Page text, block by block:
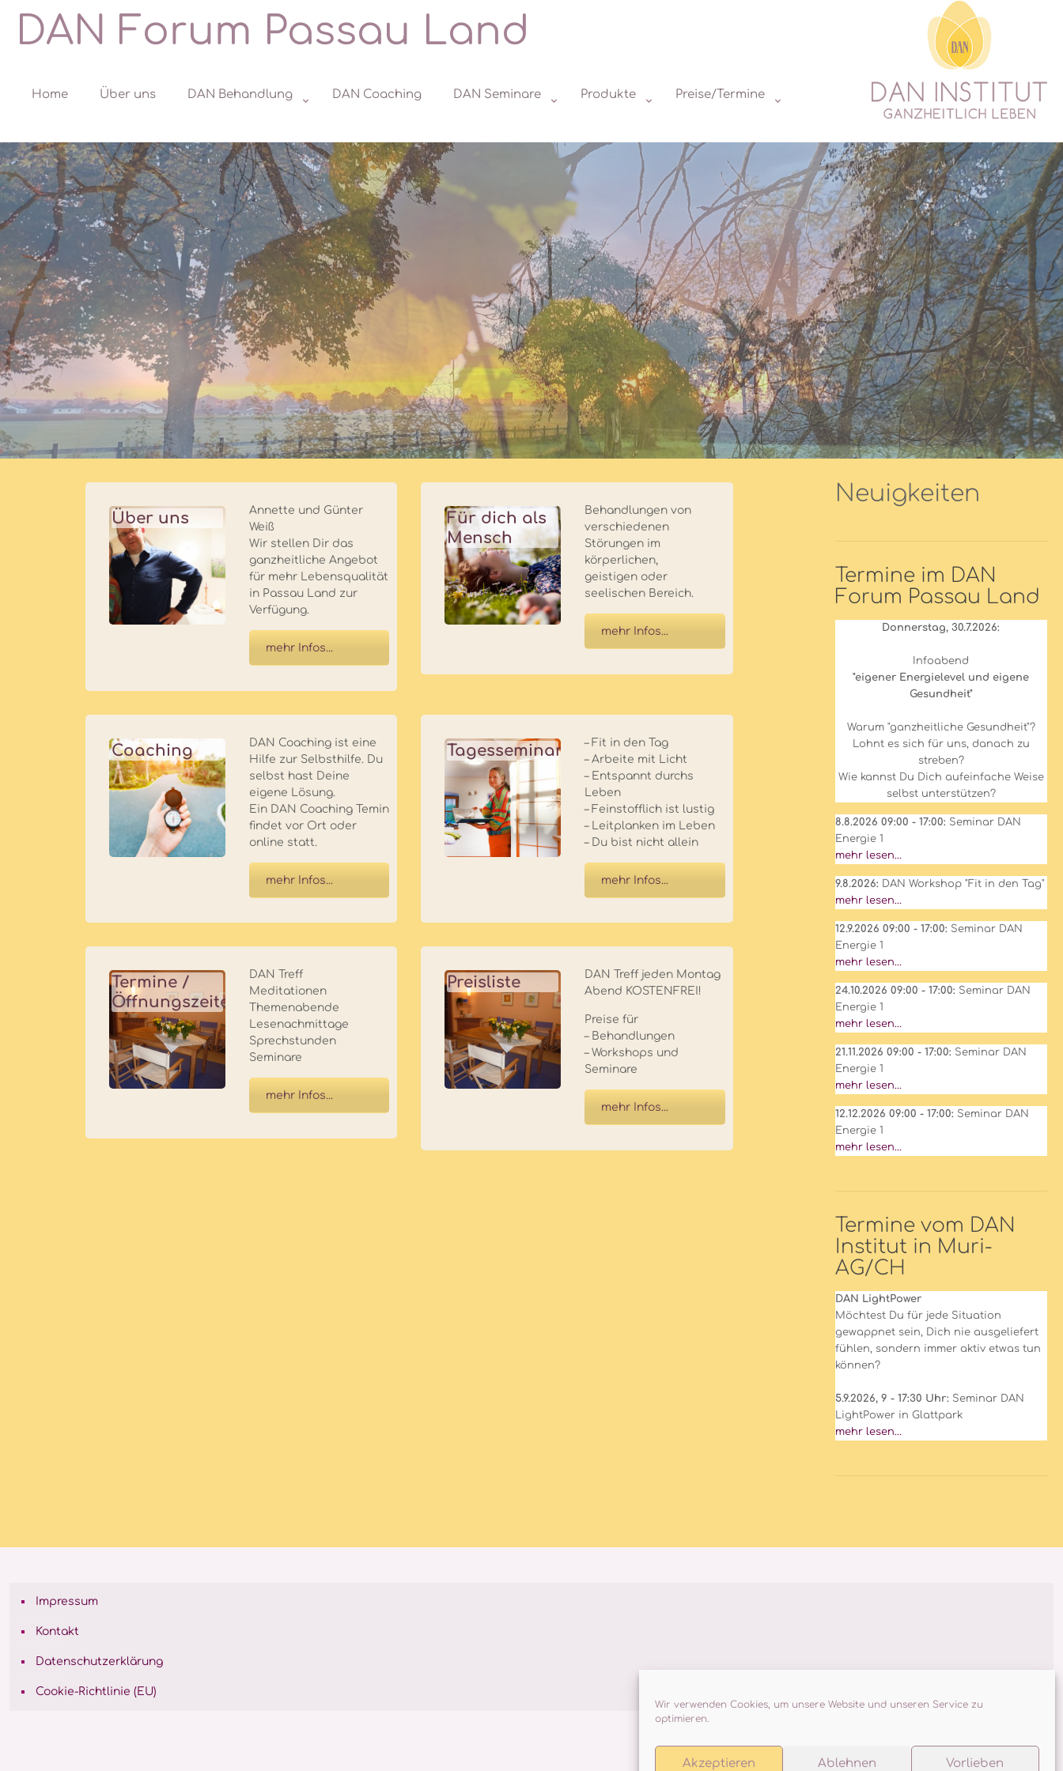
Wir verwenden Cookies, um unsere Website und unseren Service zu
optimieren.
Akzeptieren Ablehnen Vorlieben
DAN Forum Passau Land
Home Über uns DAN Behandlung DAN Coaching DAN Seminare Produkte Preise/Termine
Über uns
Annette und Günter
Weiß
Wir stellen Dir das
ganzheitliche Angebot
für mehr Lebensqualität
in Passau Land zur
Verfügung.
mehr Infos...
Für dich als
Mensch
Behandlungen von
verschiedenen
Störungen im
körperlichen,
geistigen oder
seelischen Bereich.
mehr Infos...
Coaching
DAN Coaching ist eine
Hilfe zur Selbsthilfe. Du
selbst hast Deine
eigene Lösung.
Ein DAN Coaching Temin
findet vor Ort oder
online statt.
mehr Infos...
Tagesseminare
– Fit in den Tag
– Arbeite mit Licht
– Entspannt durchs
Leben
– Feinstofflich ist lustig
– Leitplanken im Leben
– Du bist nicht allein
mehr Infos...
Termine /
Öffnungszeiten
DAN Treff
Meditationen
Themenabende
Lesenachmittage
Sprechstunden
Seminare
mehr Infos...
Preisliste
DAN Treff jeden Montag
Abend KOSTENFREI!
Preise für
– Behandlungen
– Workshops und
Seminare
mehr Infos...
Neuigkeiten
Termine im DAN
Forum Passau Land
Donnerstag, 30.7.2026:
Infoabend
"eigener Energielevel und eigene
Gesundheit"
Warum "ganzheitliche Gesundheit"?
Lohnt es sich für uns, danach zu
streben?
Wie kannst Du Dich aufeinfache Weise
selbst unterstützen?
8.8.2026 09:00 - 17:00: Seminar DAN
Energie 1
mehr lesen...
9.8.2026: DAN Workshop "Fit in den Tag"
mehr lesen...
12.9.2026 09:00 - 17:00: Seminar DAN
Energie 1
mehr lesen...
24.10.2026 09:00 - 17:00: Seminar DAN
Energie 1
mehr lesen...
21.11.2026 09:00 - 17:00: Seminar DAN
Energie 1
mehr lesen...
12.12.2026 09:00 - 17:00: Seminar DAN
Energie 1
mehr lesen...
Termine vom DAN
Institut in Muri-
AG/CH
DAN LightPower
Möchtest Du für jede Situation
gewappnet sein, Dich nie ausgeliefert
fühlen, sondern immer aktiv etwas tun
können?
5.9.2026, 9 - 17:30 Uhr: Seminar DAN
LightPower in Glattpark
mehr lesen...
Impressum
Kontakt
Datenschutzerklärung
Cookie-Richtlinie (EU)